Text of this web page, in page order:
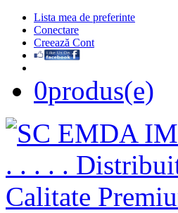
Lista mea de preferinte
Conectare
Creează Cont
0produs(e)